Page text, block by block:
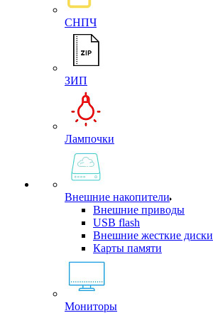
СНПЧ
ЗИП
Лампочки
Внешние накопители
Внешние приводы
USB flash
Внешние жесткие диски
Карты памяти
Мониторы